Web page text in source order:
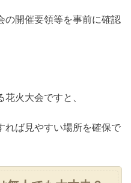
の開催要領等を事前に確認
火大会ですと、
れば見やすい場所を確保で